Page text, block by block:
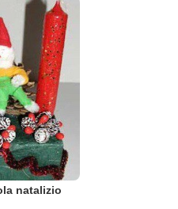
natalizio